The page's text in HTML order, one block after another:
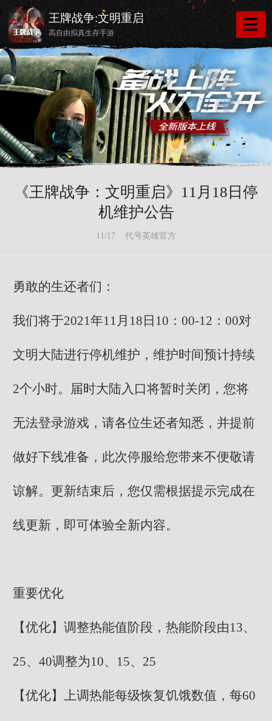
王牌战争:文明重启
高自由拟真生存手游
《王牌战争：文明重启》11月18日停
机维护公告
11/17 代号英雄官方
勇敢的生还者们：
我们将于2021年11月18日10：00-12：00对
文明大陆进行停机维护，维护时间预计持续
2个小时。届时大陆入口将暂时关闭，您将
无法登录游戏，请各位生还者知悉，并提前
做好下线准备，此次停服给您带来不便敬请
谅解。更新结束后，您仅需根据提示完成在
线更新，即可体验全新内容。
重要优化
【优化】调整热能值阶段，热能阶段由13、
25、40调整为10、15、25
【优化】上调热能每级恢复饥饿数值，每60